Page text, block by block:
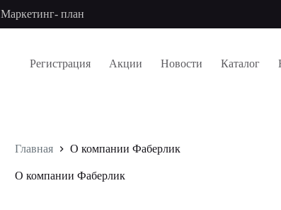
Маркетинг- план
Регистрация Акции Новости Каталог
Главная О компании Фаберлик
О компании Фаберлик